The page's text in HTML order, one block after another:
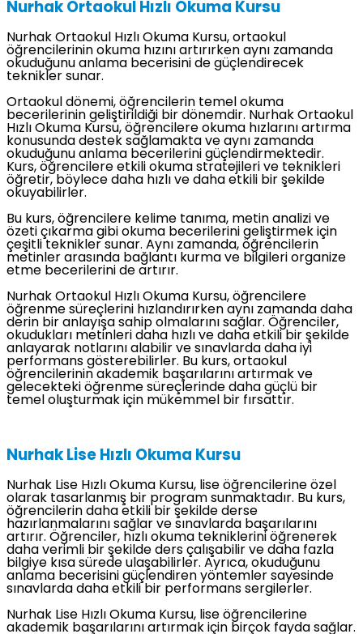
Nurhak Ortaokul Hızlı Okuma Kursu
Nurhak Ortaokul Hızlı Okuma Kursu, ortaokul
öğrencilerinin okuma hızını artırırken aynı zamanda
okuduğunu anlama becerisini de güçlendirecek
teknikler sunar.
Ortaokul dönemi, öğrencilerin temel okuma
becerilerinin geliştirildiği bir dönemdir. Nurhak Ortaokul
Hızlı Okuma Kursu, öğrencilere okuma hızlarını artırma
konusunda destek sağlamakta ve aynı zamanda
okuduğunu anlama becerilerini güçlendirmektedir.
Kurs, öğrencilere etkili okuma stratejileri ve teknikleri
öğretir, böylece daha hızlı ve daha etkili bir şekilde
okuyabilirler.
Bu kurs, öğrencilere kelime tanıma, metin analizi ve
özeti çıkarma gibi okuma becerilerini geliştirmek için
çeşitli teknikler sunar. Aynı zamanda, öğrencilerin
metinler arasında bağlantı kurma ve bilgileri organize
etme becerilerini de artırır.
Nurhak Ortaokul Hızlı Okuma Kursu, öğrencilere
öğrenme süreçlerini hızlandırırken aynı zamanda daha
derin bir anlayışa sahip olmalarını sağlar. Öğrenciler,
okudukları metinleri daha hızlı ve daha etkili bir şekilde
anlayarak notlarını alabilir ve sınavlarda daha iyi
performans gösterebilirler. Bu kurs, ortaokul
öğrencilerinin akademik başarılarını artırmak ve
gelecekteki öğrenme süreçlerinde daha güçlü bir
temel oluşturmak için mükemmel bir fırsattır.
Nurhak Lise Hızlı Okuma Kursu
Nurhak Lise Hızlı Okuma Kursu, lise öğrencilerine özel
olarak tasarlanmış bir program sunmaktadır. Bu kurs,
öğrencilerin daha etkili bir şekilde derse
hazırlanmalarını sağlar ve sınavlarda başarılarını
artırır. Öğrenciler, hızlı okuma tekniklerini öğrenerek
daha verimli bir şekilde ders çalışabilir ve daha fazla
bilgiye kısa sürede ulaşabilirler. Ayrıca, okuduğunu
anlama becerisini güçlendiren yöntemler sayesinde
sınavlarda daha etkili bir performans sergilerler.
Nurhak Lise Hızlı Okuma Kursu, lise öğrencilerine
akademik başarılarını artırmak için birçok fayda sağlar.